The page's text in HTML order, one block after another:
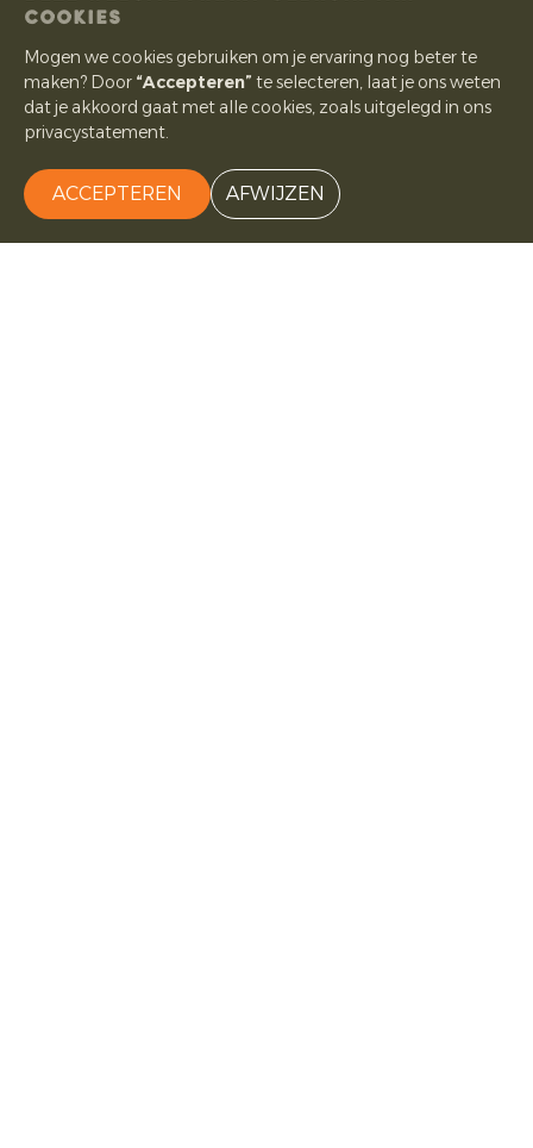
COOKIES
Mogen we cookies gebruiken om je ervaring nog beter te
maken? Door “Accepteren” te selecteren, laat je ons weten
dat je akkoord gaat met alle cookies, zoals uitgelegd in ons
privacystatement.
ACCEPTEREN AFWIJZEN